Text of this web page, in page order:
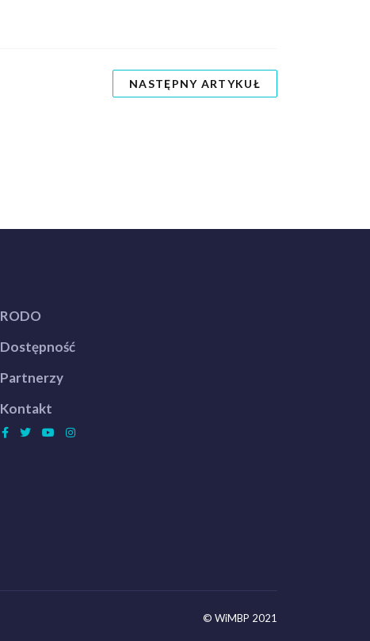
NASTĘPNY ARTYKUŁ
RODO
Dostępność
Partnerzy
Kontakt
© WiMBP 2021